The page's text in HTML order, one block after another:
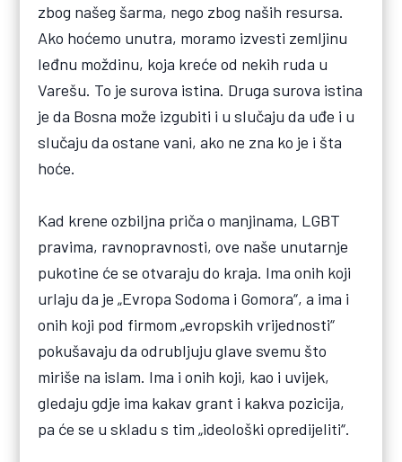
zbog našeg šarma, nego zbog naših resursa.
Ako hoćemo unutra, moramo izvesti zemljinu
leđnu moždinu, koja kreće od nekih ruda u
Varešu. To je surova istina. Druga surova istina
je da Bosna može izgubiti i u slučaju da uđe i u
slučaju da ostane vani, ako ne zna ko je i šta
hoće.
Kad krene ozbiljna priča o manjinama, LGBT
pravima, ravnopravnosti, ove naše unutarnje
pukotine će se otvaraju do kraja. Ima onih koji
urlaju da je „Evropa Sodoma i Gomora“, a ima i
onih koji pod firmom „evropskih vrijednosti“
pokušavaju da odrubljuju glave svemu što
miriše na islam. Ima i onih koji, kao i uvijek,
gledaju gdje ima kakav grant i kakva pozicija,
pa će se u skladu s tim „ideološki opredijeliti“.